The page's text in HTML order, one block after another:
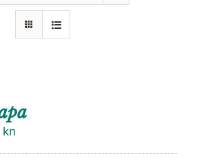
kn